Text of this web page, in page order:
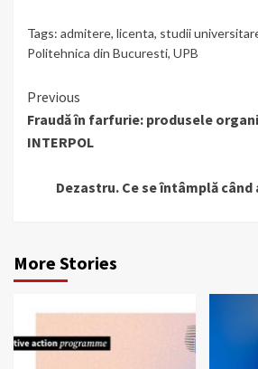
Tags: admitere, licenta, studii
Politehnica din Bucuresti, UPB
Continue
Reading
Previous
Fraudă în farfurie: produsele
INTERPOL
Dezastru. Ce se întâmplă
More Stories